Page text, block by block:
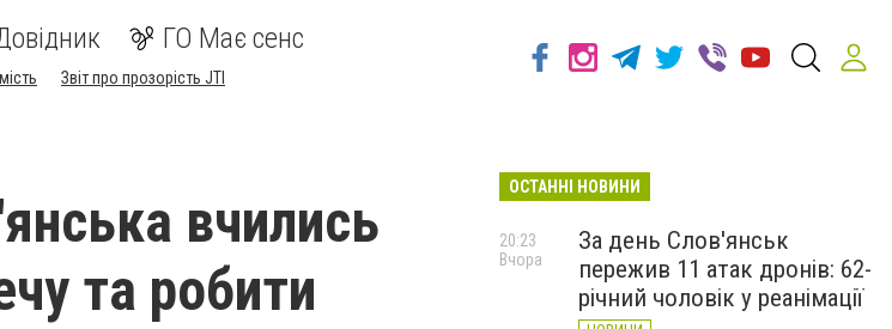
ГО Має сенс
Звіт про прозорість JTI
вчились
та робити
ОСТАННІ НОВИНИ
За день Слов'янськ
пережив 11 атак дронів: 62-
річний чоловік у реанімації
20:23
Вчора